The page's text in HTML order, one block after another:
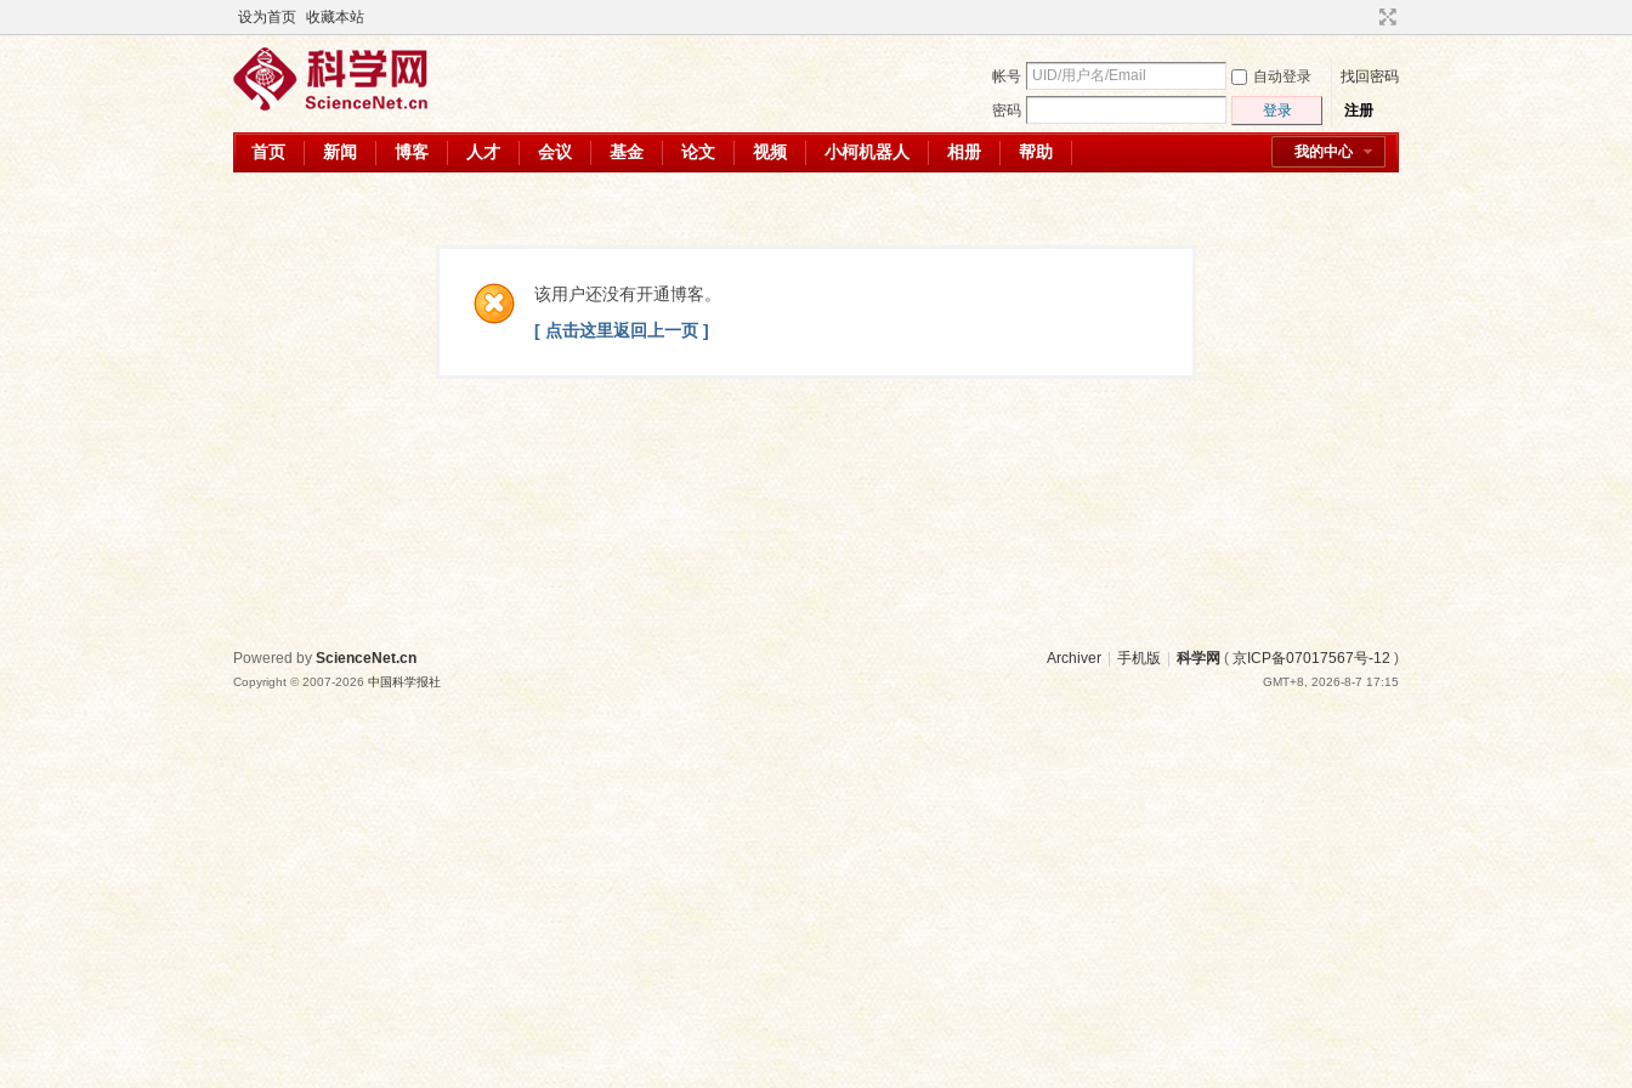
设为首页 收藏本站
帐号 自动登录
找回密码
密码
登录 注册
我的中心
首页 新闻 博客 人才 会议 基金 论文 视频 小柯机器人 相册 帮助
该用户还没有开通博客。
[ 点击这里返回上一页 ]
Archiver 手机版 科学网 (京ICP备07017567号-12 )
GMT+8, 2026-8-7 17:15
Powered by ScienceNet.cn
Copyright © 2007-2026中国科学报社